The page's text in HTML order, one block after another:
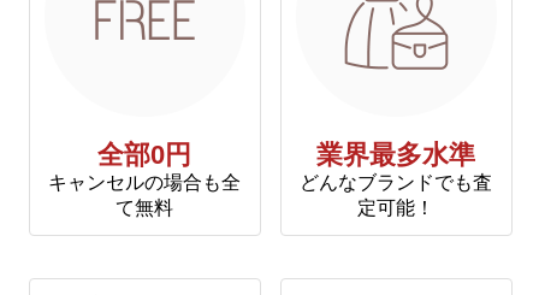
全部0円
キャンセルの場合も全
て無料
業界最多水準
どんなブランドでも査
定可能！